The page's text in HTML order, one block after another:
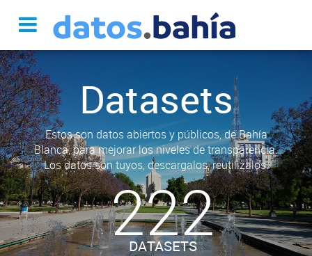
Datasets
Estos son datos abiertos y públicos, de Bahía
Blanca, para mejorar los niveles de transparencia.
Los datos son tuyos, descargalos, reutilizalos.
222
DATASETS